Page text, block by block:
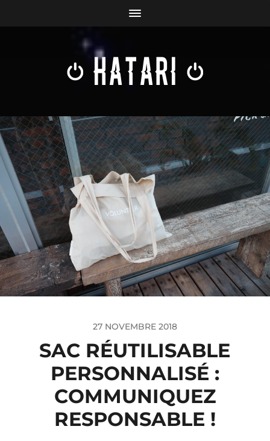
27 NOVEMBRE 2018
SAC RÉUTILISABLE
PERSONNALISÉ :
COMMUNIQUEZ
RESPONSABLE !